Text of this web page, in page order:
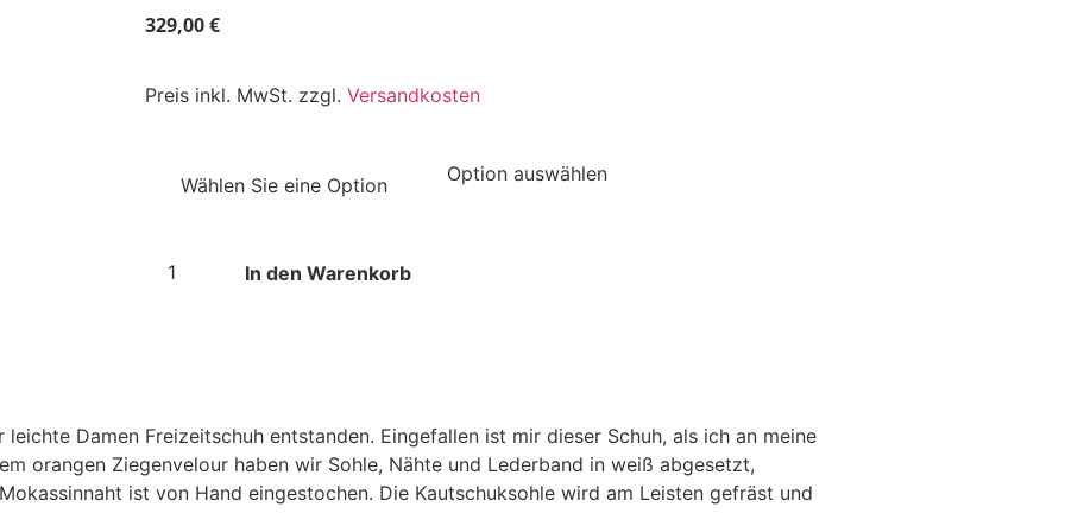
329,00€
Preis inkl. MwSt. zzgl. Versandkosten
In den Warenkorb
Damen Freizeitschuh entstanden. Eingefallen ist mir dieser Schuh, als ich an meine
orangen Ziegenvelour haben wir Sohle, Nähte und Lederband in weiß abgesetzt,
ist von Hand eingestochen. Die Kautschuksohle wird am Leisten gefräst und